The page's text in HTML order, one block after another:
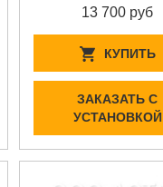
13 700 руб
КУПИТЬ
ЗАКАЗАТЬ С
УСТАНОВКОЙ